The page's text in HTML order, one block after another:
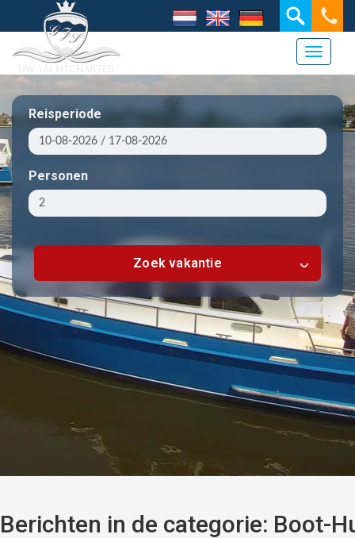
Reisperiode
Personen
Zoek vakantie
Toggle
Berichten in de categorie: Boot-